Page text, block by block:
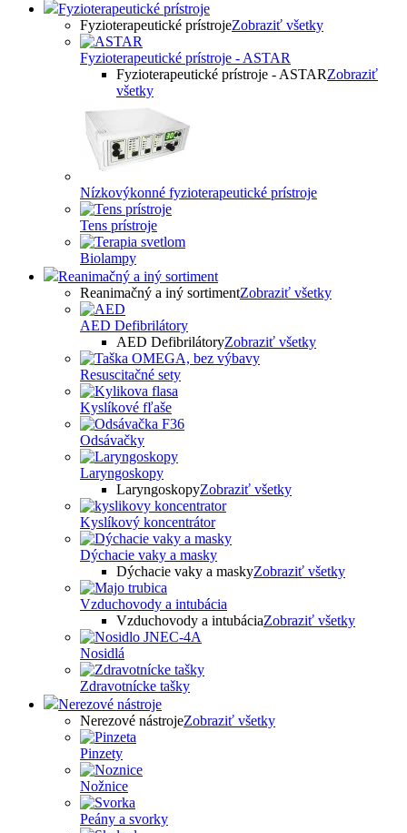
Fyzioterapeutické prístroje
Fyzioterapeutické prístrojeZobraziť všetky
Fyzioterapeutické prístroje - ASTAR
Fyzioterapeutické prístroje - ASTARZobraziť
všetky
Nízkovýkonné fyzioterapeutické prístroje
Tens prístroje
Biolampy
Reanimačný a iný sortiment
Reanimačný a iný sortimentZobraziť všetky
AED Defibrilátory
AED DefibrilátoryZobraziť všetky
Resuscitačné sety
Kyslíkové fľaše
Odsávačky
Laryngoskopy
LaryngoskopyZobraziť všetky
Kyslíkový koncentrátor
Dýchacie vaky a masky
Dýchacie vaky a maskyZobraziť všetky
Vzduchovody a intubácia
Vzduchovody a intubáciaZobraziť všetky
Nosidlá
Zdravotnícke tašky
Nerezové nástroje
Nerezové nástrojeZobraziť všetky
Pinzety
Nožnice
Peány a svorky